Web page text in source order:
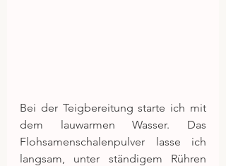
Bei der Teigbereitung starte ich mit
dem lauwarmen Wasser. Das
Flohsamenschalenpulver lasse ich
langsam, unter ständigem Rühren